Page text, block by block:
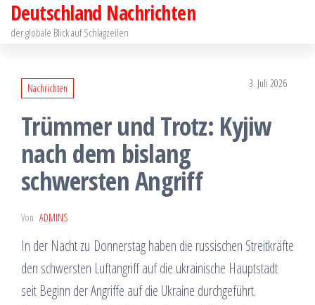
Zum
Inhalt
Deutschland Nachrichten
der globale Blick auf Schlagzeilen
Nachrichten 3. Juli 2026
Trümmer und Trotz: Kyjiw
nach dem bislang
schwersten Angriff
Von ADMINS
In der Nacht zu Donnerstag haben die russischen Streitkräfte
den schwersten Luftangriff auf die ukrainische Hauptstadt
seit Beginn der Angriffe auf die Ukraine durchgeführt.